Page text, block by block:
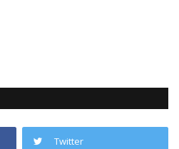
Twitter